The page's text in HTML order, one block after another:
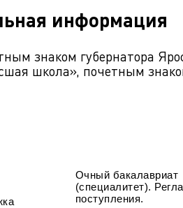
информация
знаком губернатора
школа», почетным
Очный бакалавриат
(специалитет).
поступления.